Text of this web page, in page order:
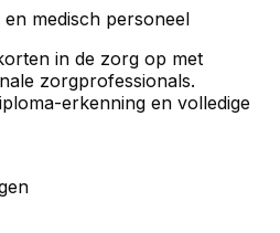
medisch personeel
in de zorg op met
zorgprofessionals.
erkenning en volledige